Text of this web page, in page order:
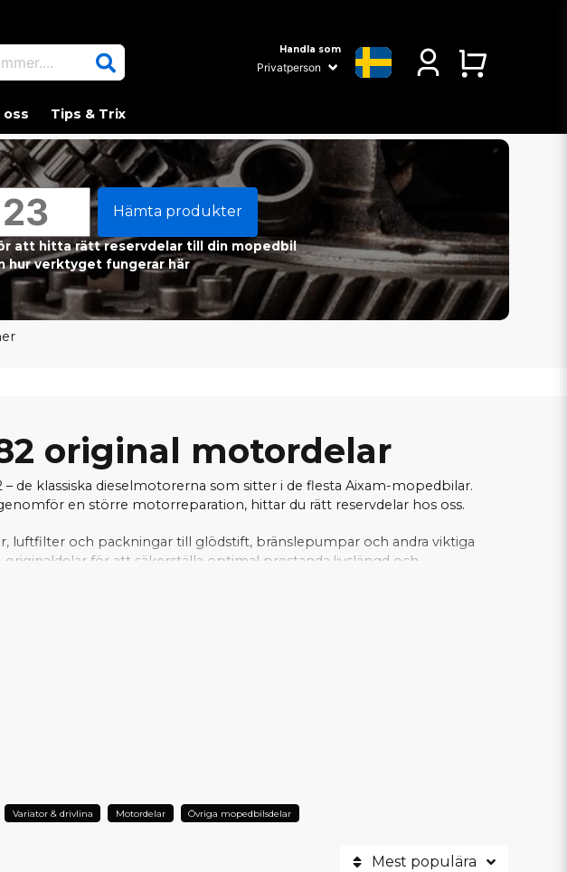
Handla som
oss Tips & Trix
Hämta produkter
att hitta rätt reservdelar till din mopedbil
hur verktyget fungerar här
original motordelar
de klassiska dieselmotorerna som sitter i de flesta Aixam-mopedbilar.
en större motorreparation, hittar du rätt reservdelar hos oss.
luftfilter och packningar till glödstift, bränslepumpar och andra viktiga
för att säkerställa optimal prestanda,livslängd och
Variator & drivlina Motordelar Övriga mopedbilsdelar
Mest populära